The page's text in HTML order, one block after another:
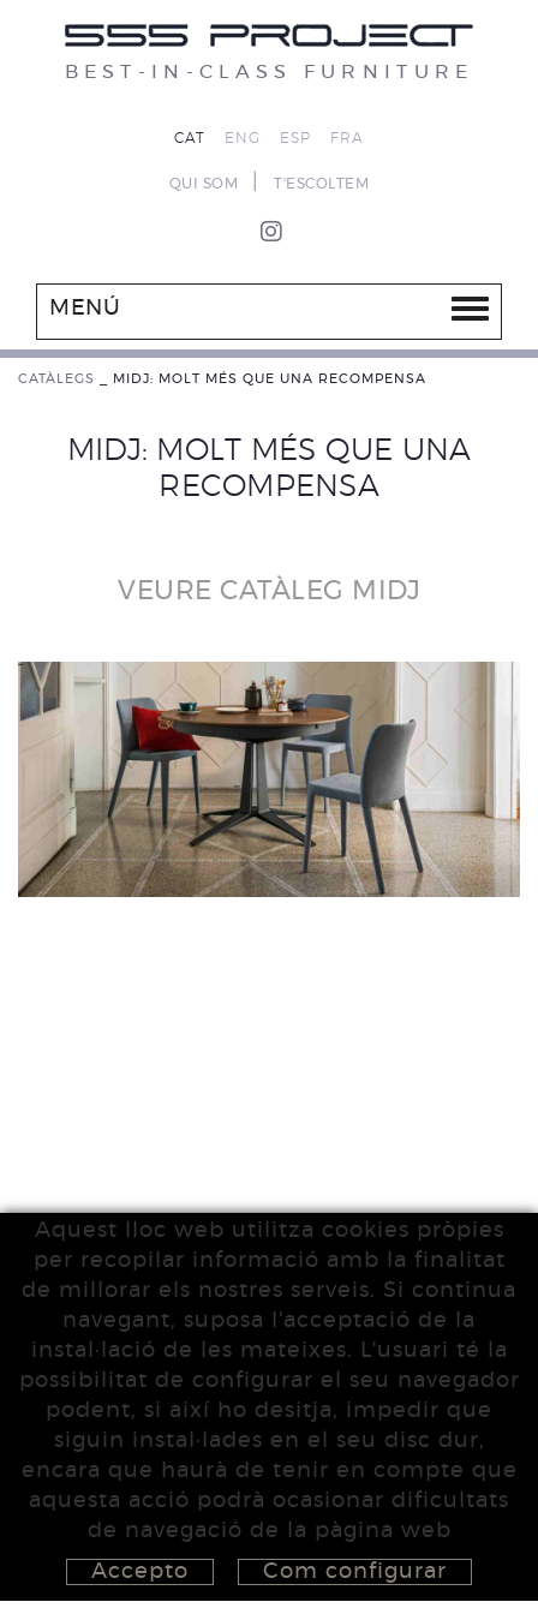
BEST-IN-CLASS FURNITURE
CAT ENG ESP FRA
QUI SOM T'ESCOLTEM
MENÚ
CATÀLEGS MIDJ: MOLT MÉS QUE UNA RECOMPENSA
MIDJ: MOLT MÉS QUE UNA
RECOMPENSA
VEURE CATÀLEG MIDJ
Aquest lloc web utilitza cookies pròpies
per recopilar informació amb la finalitat
de millorar els nostres serveis. Si continua
navegant, suposa l'acceptació de la
instal·lació de les mateixes. L'usuari té la
possibilitat de configurar el seu navegador
podent, si així ho desitja, impedir que
siguin instal·lades en el seu disc dur,
encara que haurà de tenir en compte que
aquesta acció podrà ocasionar dificultats
de navegació de la pàgina web
Accepto
Com configurar